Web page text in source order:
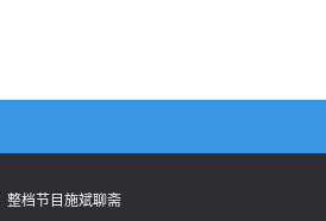
整档节目施斌聊斋